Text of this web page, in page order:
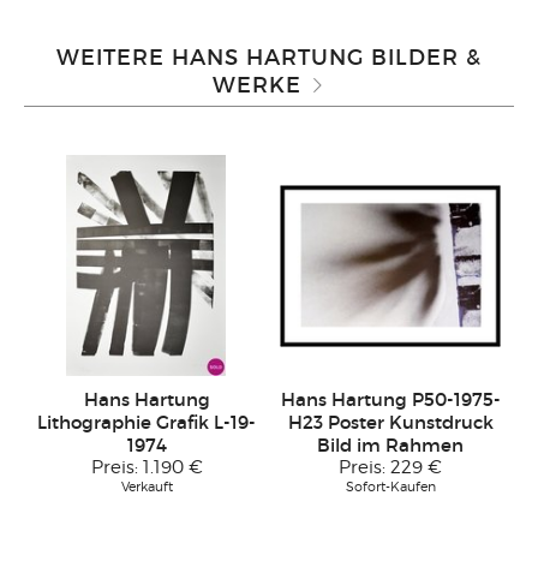
WEITERE HANS HARTUNG BILDER &
WERKE
Hans Hartung
Lithographie Grafik L-19-
1974
Preis: 1.190 €
Verkauft
Hans Hartung P50-1975-
H23 Poster Kunstdruck
Bild im Rahmen
Preis: 229 €
Sofort-Kaufen